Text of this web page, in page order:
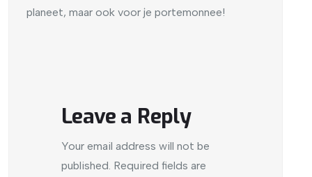
planeet, maar ook voor je portemonnee!
Leave a Reply
Your email address will not be
published. Required fields are